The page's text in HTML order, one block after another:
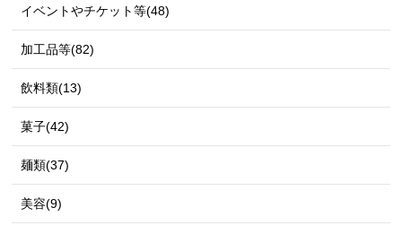
イベントやチケット等(48)
加工品等(82)
飲料類(13)
菓子(42)
麺類(37)
美容(9)